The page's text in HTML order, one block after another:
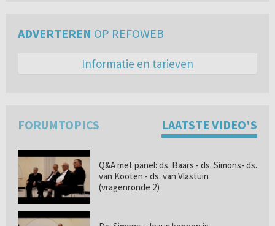
ADVERTEREN OP REFOWEB
Informatie en tarieven
FORUMTOPICS LAATSTE VIDEO'S
Q&A met panel: ds. Baars - ds. Simons- ds.
van Kooten - ds. van Vlastuin
(vragenronde 2)